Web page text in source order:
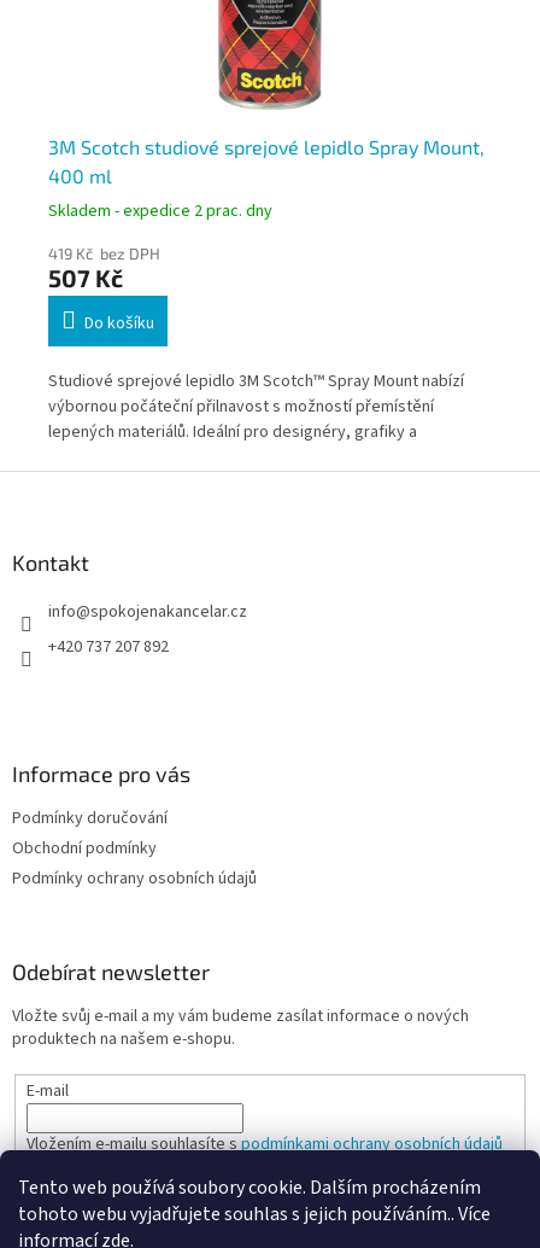
Tento web používá soubory cookie. Dalším procházením
tohoto webu vyjadřujete souhlas s jejich používáním.. Více
informacízde.
3M Scotch studiové sprejové lepidlo Spray Mount,
400 ml
Skladem - expedice 2 prac. dny
419 Kč bez DPH
507 Kč
Do košíku
Studiové sprejové lepidlo 3M Scotch™ Spray Mount nabízí
výbornou počáteční přilnavost s možností přemístění
lepených materiálů. Ideální pro designéry, grafiky a
Kontakt
info@spokojenakancelar.cz
+420 737 207 892
Informace pro vás
Podmínky doručování
Obchodní podmínky
Podmínky ochrany osobních údajů
Odebírat newsletter
Vložte svůj e-mail a my vám budeme zasílat informace o nových
produktech na našem e-shopu.
E-mail
Vložením e-mailu souhlasíte spodmínkami ochrany osobních údajů
PŘIHLÁSIT SE